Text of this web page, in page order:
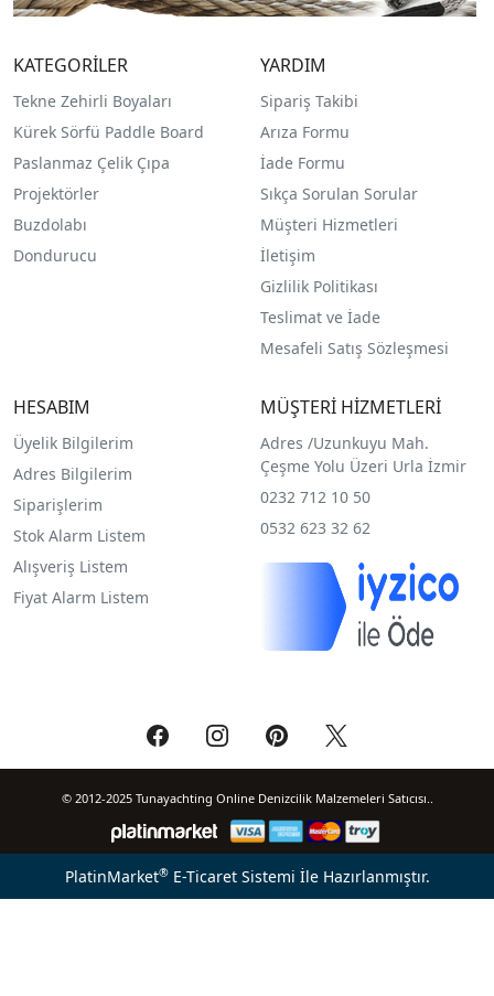
KATEGORİLER
Tekne Zehirli Boyaları
Kürek Sörfü Paddle Board
Paslanmaz Çelik Çıpa
Projektörler
Buzdolabı
Dondurucu
YARDIM
Sipariş Takibi
Arıza Formu
İade Formu
Sıkça Sorulan Sorular
Müşteri Hizmetleri
İletişim
Gizlilik Politikası
Teslimat ve İade
Mesafeli Satış Sözleşmesi
HESABIM
Üyelik Bilgilerim
Adres Bilgilerim
Siparişlerim
Stok Alarm Listem
Alışveriş Listem
Fiyat Alarm Listem
MÜŞTERİ HİZMETLERİ
Adres /Uzunkuyu Mah.
Çeşme Yolu Üzeri Urla İzmir
0232 712 10 50
0532 623 32 62
© 2012-2025 Tunayachting Online Denizcilik Malzemeleri Satıcısı..
PlatinMarket®E-Ticaret Sistemi İle Hazırlanmıştır.